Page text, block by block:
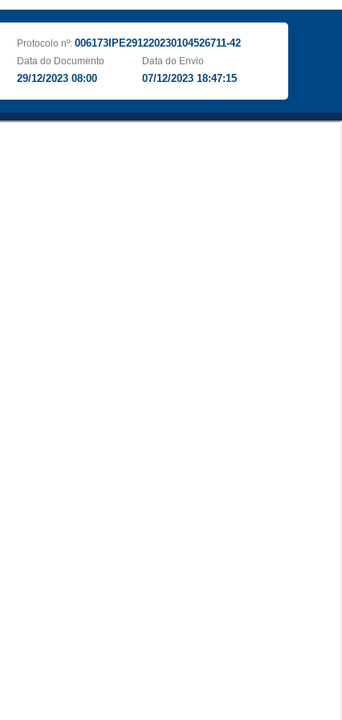
Protocolo nº: 006173IPE291220230104526711-42
Data do Documento
29/12/2023 08:00
Data do Envio
07/12/2023 18:47:15